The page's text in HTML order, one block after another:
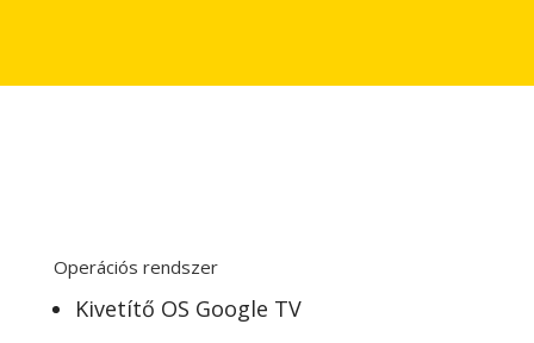
Operációs rendszer
Kivetítő OS Google TV